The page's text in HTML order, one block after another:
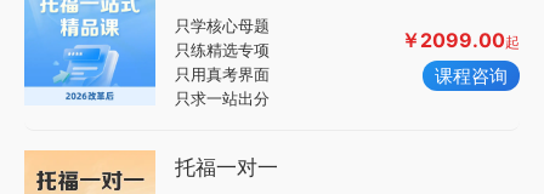
只学核心母题
只练精选专项
只用真考界面
只求一站出分
￥2099.00起
课程咨询
托福一对一